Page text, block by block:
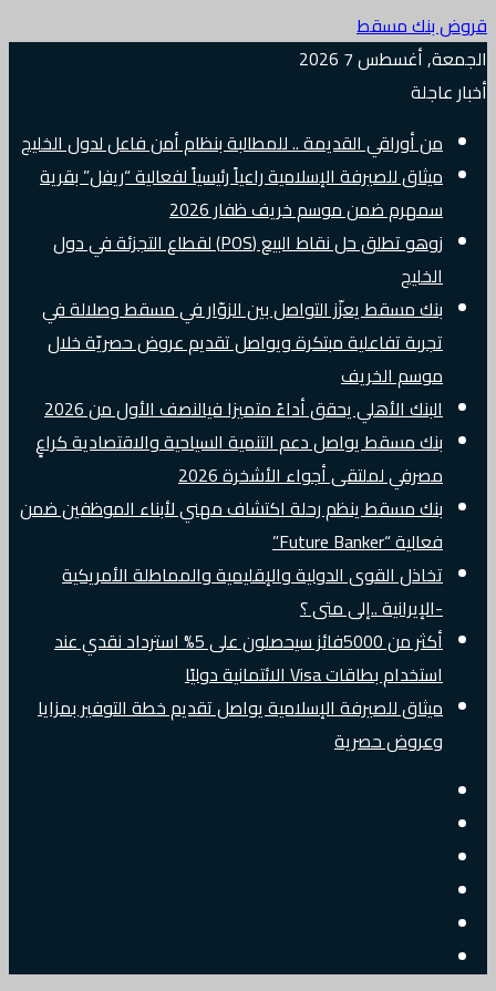
قروض بنك مسقط
الجمعة, أغسطس 7 2026
أخبار عاجلة
من أوراقي القديمة .. للمطالبة بنظام أمن فاعل لدول الخليج
ميثاق للصيرفة الإسلامية راعياً رئيسياً لفعالية “ريفل” بقرية
سمهرم ضمن موسم خريف ظفار 2026
زوهو تطلق حل نقاط البيع (POS) لقطاع التجزئة في دول
الخليج
بنك مسقط يعزّز التواصل بين الزوّار في مسقط وصلالة في
تجربة تفاعلية مبتكرة ويواصل تقديم عروض حصريّة خلال
موسم الخريف
البنك الأهلي يحقق أداءً متميزا فيالنصف الأول من 2026
بنك مسقط يواصل دعم التنمية السياحية والاقتصادية كراعٍ
مصرفي لملتقى أجواء الأشخرة 2026
بنك مسقط ينظم رحلة اكتشاف مهني لأبناء الموظفين ضمن
فعالية “Future Banker”
تخاذل القوى الدولية والإقليمية والمماطلة الأمريكية
-الإيرانية ..إلى متى ؟
أكثر من 5000فائز سيحصلون على 5% استرداد نقدي عند
استخدام بطاقات Visa الائتمانية دوليًا
ميثاق للصيرفة الإسلامية يواصل تقديم خطة التوفير بمزايا
وعروض حصرية